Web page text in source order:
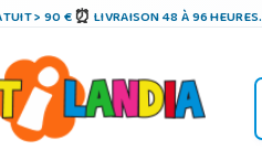
> 90 € LIVRAISON 48 À 96 HEURES.